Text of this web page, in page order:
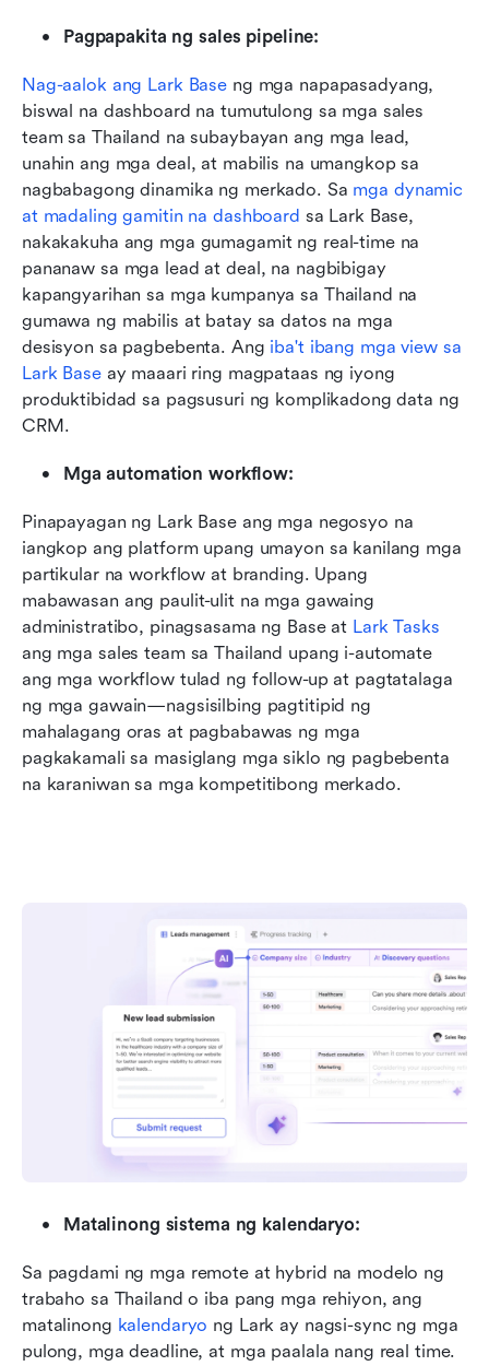
Pagpapakita ng sales pipeline:
Nag-aalok ang Lark Base ng mga napapasadyang,
biswal na dashboard na tumutulong sa mga sales
team sa Thailand na subaybayan ang mga lead,
unahin ang mga deal, at mabilis na umangkop sa
nagbabagong dinamika ng merkado. Sa mga dynamic
at madaling gamitin na dashboard sa Lark Base,
nakakakuha ang mga gumagamit ng real-time na
pananaw sa mga lead at deal, na nagbibigay
kapangyarihan sa mga kumpanya sa Thailand na
gumawa ng mabilis at batay sa datos na mga
desisyon sa pagbebenta. Ang iba't ibang mga view sa
Lark Base ay maaari ring magpataas ng iyong
produktibidad sa pagsusuri ng komplikadong data ng
CRM.
Mga automation workflow:
Pinapayagan ng Lark Base ang mga negosyo na
iangkop ang platform upang umayon sa kanilang mga
partikular na workflow at branding. Upang
mabawasan ang paulit-ulit na mga gawaing
administratibo, pinagsasama ng Base at Lark Tasks
ang mga sales team sa Thailand upang i-automate
ang mga workflow tulad ng follow-up at pagtatalaga
ng mga gawain—nagsisilbing pagtitipid ng
mahalagang oras at pagbabawas ng mga
pagkakamali sa masiglang mga siklo ng pagbebenta
na karaniwan sa mga kompetitibong merkado.
Matalinong sistema ng kalendaryo:
Sa pagdami ng mga remote at hybrid na modelo ng
trabaho sa Thailand o iba pang mga rehiyon, ang
matalinong kalendaryo ng Lark ay nagsi-sync ng mga
pulong, mga deadline, at mga paalala nang real time.